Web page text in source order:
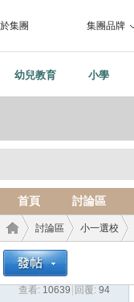
集團 集團品牌
幼兒教育 小學
首頁 討論區
教育›
討論區
›
小一選校
查看: 10639 回覆: 94